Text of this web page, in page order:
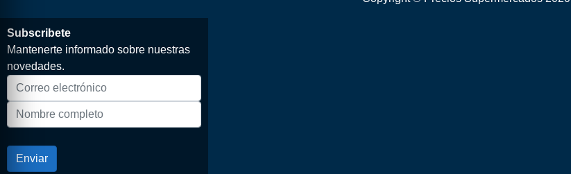
Subscribete
Mantenerte informado sobre nuestras
novedades.